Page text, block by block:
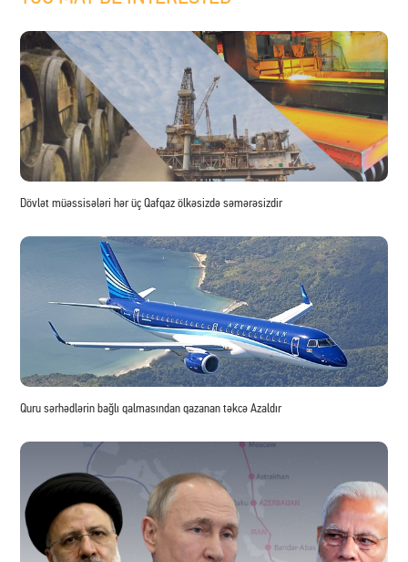
Dövlət müəssisələri hər üç Qafqaz ölkəsizdə səmərəsizdir
Quru sərhədlərin bağlı qalmasından qazanan təkcə Azaldır